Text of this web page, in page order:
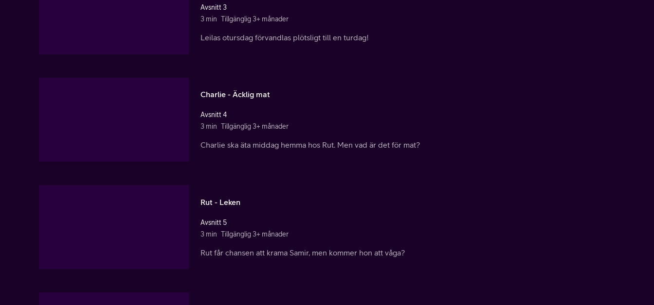
Avsnitt 3
3 min Tillgänglig 3+ månader
Leilas otursdag förvandlas plötsligt till en turdag!
Charlie - Äcklig mat
Avsnitt 4
3 min Tillgänglig 3+ månader
Charlie ska äta middag hemma hos Rut. Men vad är det för mat?
Rut - Leken
Avsnitt 5
3 min Tillgänglig 3+ månader
Rut får chansen att krama Samir, men kommer hon att våga?